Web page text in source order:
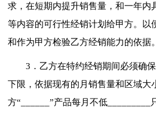
求，在短期内提升销售量，和一年内
等内容的可行性经销计划给甲方。以
和作为甲方检验乙方经销能力的依据。
3．乙方在特约经销期间必须确
下限，依据现有的月销售量和区域大
方“______”产品每月不低_________